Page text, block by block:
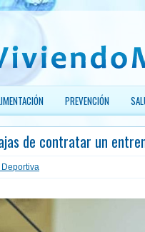
PREVENCIÓN
de contratar un